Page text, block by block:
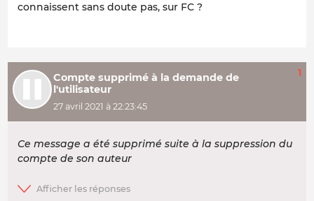
connaissent sans doute pas, sur FC ?
Compte supprimé à la demande de
l'utilisateur
27 avril 2021 à 22:23:45
1
Ce message a été supprimé suite à la suppression du
compte de son auteur